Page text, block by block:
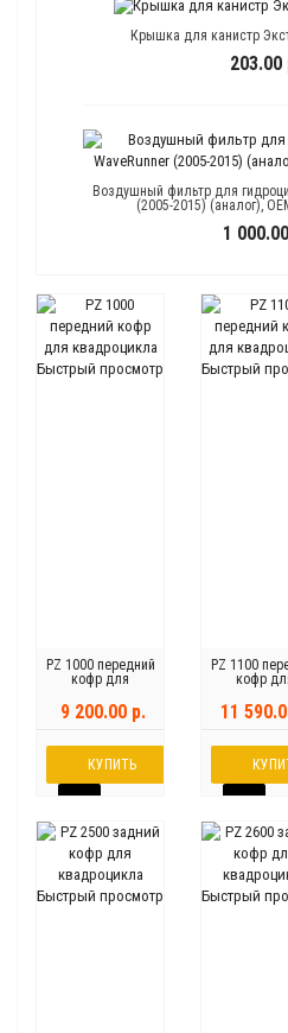
Крышка для канистр
203.00
Воздушный фильтр для
(2005-2015) (аналог),
1
Быстрый просмотр
PZ 1000 передний
кофр для
9 200.00 р.
КУПИТЬ
Быстрый
PZ 1100
кофр
11
Быстрый просмотр Быстрый